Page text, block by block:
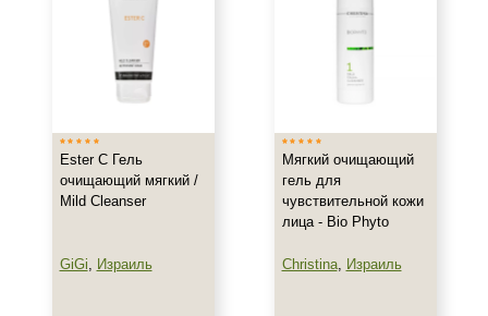
Ester C Гель
очищающий мягкий /
Mild Cleanser
GiGi, Израиль
Мягкий очищающий
гель для
чувствительной кожи
лица - Bio Phyto
Christina, Израиль